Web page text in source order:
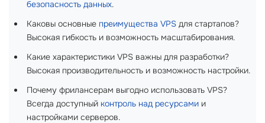
безопасность данных.
Каковы основные преимущества VPS для стартапов?
Высокая гибкость и возможность масштабирования.
Какие характеристики VPS важны для разработки?
Высокая производительность и возможность настройки.
Почему фрилансерам выгодно использовать VPS?
Всегда доступный контроль над ресурсами и
настройками серверов.